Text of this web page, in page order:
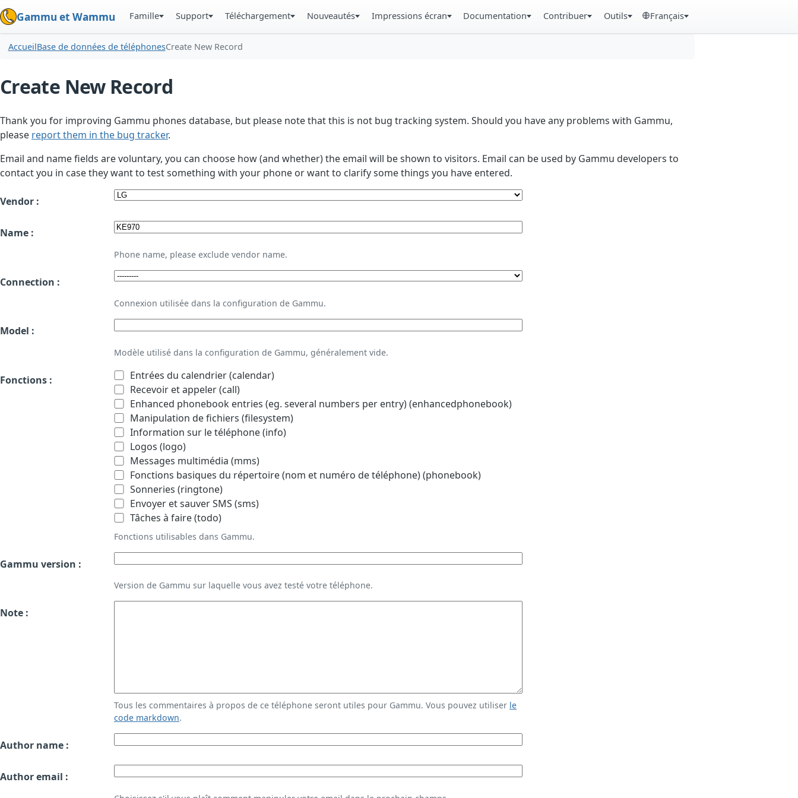
Gammu et Wammu Famille Support Téléchargement Nouveautés Impressions écran Documentation Contribuer Outils Français
AccueilBase de données de téléphonesCreate New Record
Create New Record
Thank you for improving Gammu phones database, but please note that this is not bug tracking system. Should you have any problems with Gammu,
please report them in the bug tracker.
Email and name fields are voluntary, you can choose how (and whether) the email will be shown to visitors. Email can be used by Gammu developers to
contact you in case they want to test something with your phone or want to clarify some things you have entered.
Vendor :
Name :
Phone name, please exclude vendor name.
Connection :
Connexion utilisée dans la configuration de Gammu.
Model :
Modèle utilisé dans la configuration de Gammu, généralement vide.
Fonctions :
Entrées du calendrier (calendar)
Recevoir et appeler (call)
Enhanced phonebook entries (eg. several numbers per entry) (enhancedphonebook)
Manipulation de fichiers (filesystem)
Information sur le téléphone (info)
Logos (logo)
Messages multimédia (mms)
Fonctions basiques du répertoire (nom et numéro de téléphone) (phonebook)
Sonneries (ringtone)
Envoyer et sauver SMS (sms)
Tâches à faire (todo)
Fonctions utilisables dans Gammu.
Gammu version :
Version de Gammu sur laquelle vous avez testé votre téléphone.
Note :
Tous les commentaires à propos de ce téléphone seront utiles pour Gammu. Vous pouvez utiliser le
code markdown.
Author name :
Author email :